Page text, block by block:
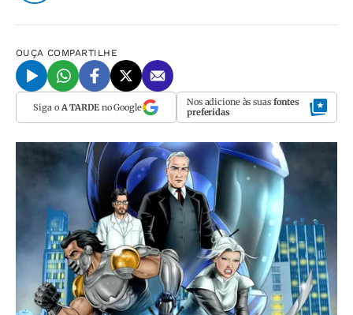
OUÇA COMPARTILHE
Siga o A TARDEno Google Nos adicione às suas fontes
preferidas